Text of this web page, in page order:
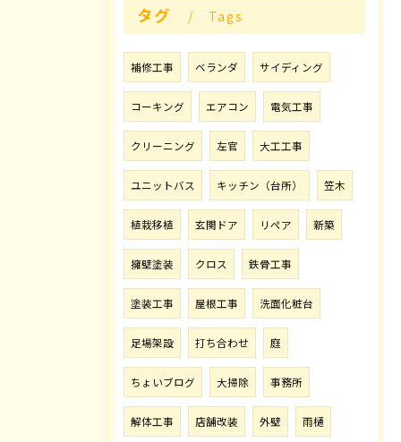
タグ Tags
補修工事 ベランダ サイディング
コーキング エアコン 電気工事
クリーニング 左官 大工工事
ユニットバス キッチン（台所） 笠木
植栽移植 玄関ドア リペア 新築
擁壁塗装 クロス 鉄骨工事
塗装工事 屋根工事 洗面化粧台
足場架設 打ち合わせ 庭
ちょいブログ 大掃除 事務所
解体工事 店舗改装 外壁 雨樋